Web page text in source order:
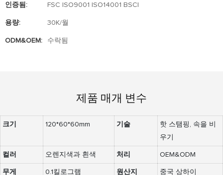
인증됨: FSC ISO9001 ISO14001 BSCI
용량: 30K/월
ODM&OEM: 수락됨
제품 매개 변수
크기 120*60*60mm 기술
핫 스탬핑, 속을 비
우기
컬러 오렌지색과 흰색 처리 OEM&ODM
무게 0.1킬로그램 원산지 중국 상하이